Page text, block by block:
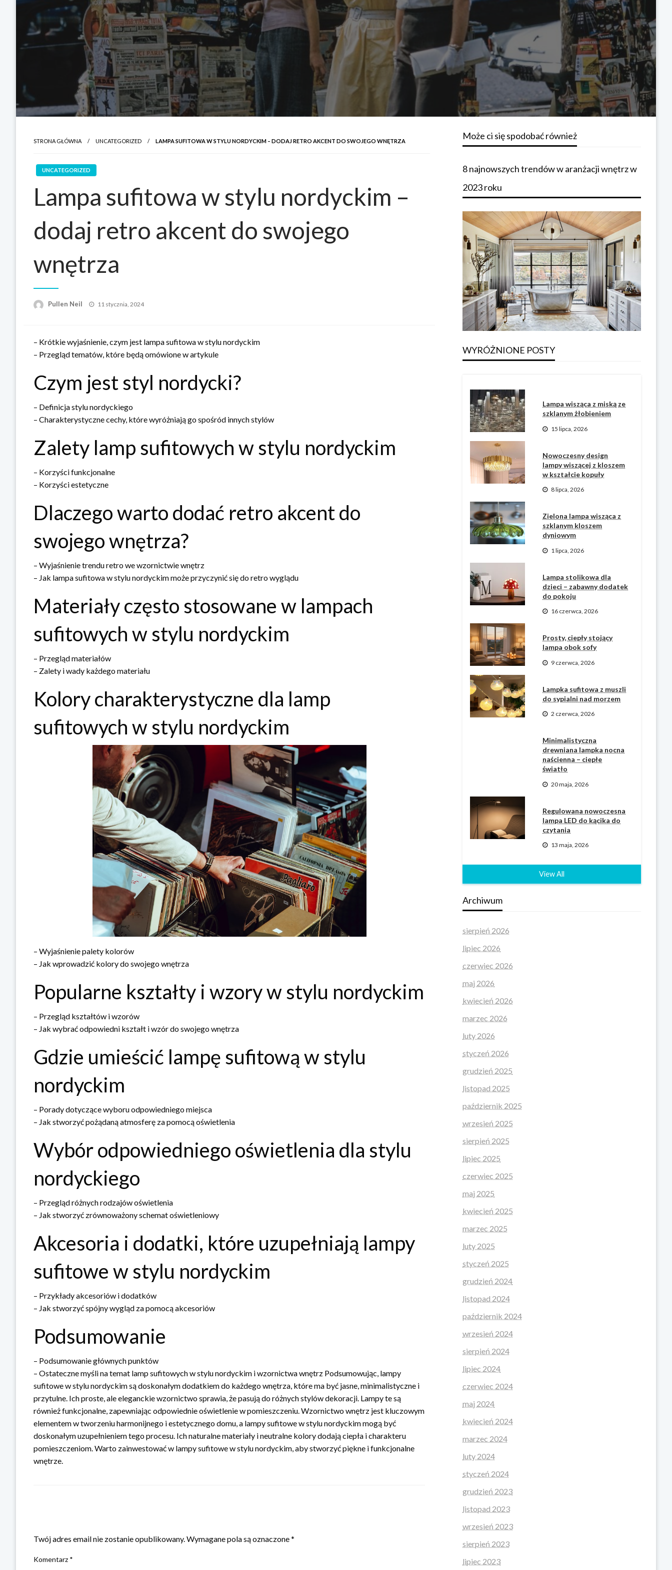
STRONA GŁÓWNA UNCATEGORIZED LAMPA SUFITOWA W STYLU NORDYCKIM – DODAJ RETRO AKCENT DO SWOJEGO WNĘTRZA
UNCATEGORIZED
Lampa sufitowa w stylu nordyckim –
dodaj retro akcent do swojego
wnętrza
Pullen Neil
Opublikowane
11 stycznia, 2024
– Krótkie wyjaśnienie, czym jest lampa sufitowa w stylu nordyckim
– Przegląd tematów, które będą omówione w artykule
Czym jest styl nordycki?
– Definicja stylu nordyckiego
– Charakterystyczne cechy, które wyróżniają go spośród innych stylów
Zalety lamp sufitowych w stylu nordyckim
– Korzyści funkcjonalne
– Korzyści estetyczne
Dlaczego warto dodać retro akcent do
swojego wnętrza?
– Wyjaśnienie trendu retro we wzornictwie wnętrz
– Jak lampa sufitowa w stylu nordyckim może przyczynić się do retro wyglądu
Materiały często stosowane w lampach
sufitowych w stylu nordyckim
– Przegląd materiałów
– Zalety i wady każdego materiału
Kolory charakterystyczne dla lamp
sufitowych w stylu nordyckim
– Wyjaśnienie palety kolorów
– Jak wprowadzić kolory do swojego wnętrza
Popularne kształty i wzory w stylu nordyckim
– Przegląd kształtów i wzorów
– Jak wybrać odpowiedni kształt i wzór do swojego wnętrza
Gdzie umieścić lampę sufitową w stylu
nordyckim
– Porady dotyczące wyboru odpowiedniego miejsca
– Jak stworzyć pożądaną atmosferę za pomocą oświetlenia
Wybór odpowiedniego oświetlenia dla stylu
nordyckiego
– Przegląd różnych rodzajów oświetlenia
– Jak stworzyć zrównoważony schemat oświetleniowy
Akcesoria i dodatki, które uzupełniają lampy
sufitowe w stylu nordyckim
– Przykłady akcesoriów i dodatków
– Jak stworzyć spójny wygląd za pomocą akcesoriów
Podsumowanie
– Podsumowanie głównych punktów
– Ostateczne myśli na temat lamp sufitowych w stylu nordyckim i wzornictwa wnętrz Podsumowując, lampy
sufitowe w stylu nordyckim są doskonałym dodatkiem do każdego wnętrza, które ma być jasne, minimalistyczne i
przytulne. Ich proste, ale eleganckie wzornictwo sprawia, że pasują do różnych stylów dekoracji. Lampy te są
również funkcjonalne, zapewniając odpowiednie oświetlenie w pomieszczeniu. Wzornictwo wnętrz jest kluczowym
elementem w tworzeniu harmonijnego i estetycznego domu, a lampy sufitowe w stylu nordyckim mogą być
doskonałym uzupełnieniem tego procesu. Ich naturalne materiały i neutralne kolory dodają ciepła i charakteru
pomieszczeniom. Warto zainwestować w lampy sufitowe w stylu nordyckim, aby stworzyć piękne i funkcjonalne
wnętrze.
Twój adres email nie zostanie opublikowany.Wymagane pola są oznaczone*
Komentarz *
Może ci się spodobać również
8 najnowszych trendów w aranżacji wnętrz w
2023 roku
WYRÓŻNIONE POSTY
LAMPA ŚCIENNA
Oświetlenie łazienkowe:
najlepsze lusterko i kinkiet
z terakoty
Pullen Neil 3 sierpnia, 2026
Lampa wisząca z miską ze
szklanym żłobieniem
15 lipca, 2026
Nowoczesny design
lampy wiszącej z kloszem
w kształcie kopuły
8 lipca, 2026
Zielona lampa wisząca z
szklanym kloszem
dyniowym
1 lipca, 2026
Lampa stolikowa dla
dzieci – zabawny dodatek
do pokoju
16 czerwca, 2026
Prosty, ciepły stojący
lampa obok sofy
9 czerwca, 2026
Lampka sufitowa z muszli
do sypialni nad morzem
2 czerwca, 2026
Minimalistyczna
drewniana lampka nocna
naścienna – ciepłe
światło
20 maja, 2026
Regulowana nowoczesna
lampa LED do kącika do
czytania
13 maja, 2026
View All
Archiwum
sierpień 2026
lipiec 2026
czerwiec 2026
maj 2026
kwiecień 2026
marzec 2026
luty 2026
styczeń 2026
grudzień 2025
listopad 2025
październik 2025
wrzesień 2025
sierpień 2025
lipiec 2025
czerwiec 2025
maj 2025
kwiecień 2025
marzec 2025
luty 2025
styczeń 2025
grudzień 2024
listopad 2024
październik 2024
wrzesień 2024
sierpień 2024
lipiec 2024
czerwiec 2024
maj 2024
kwiecień 2024
marzec 2024
luty 2024
styczeń 2024
grudzień 2023
listopad 2023
wrzesień 2023
sierpień 2023
lipiec 2023